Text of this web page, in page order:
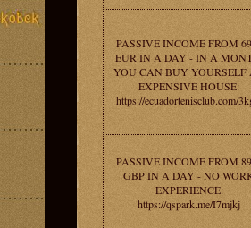
PASSIVE INCOME FROM
EUR IN A DAY - IN A
YOU CAN BUY YOURSELF
EXPENSIVE HOUSE:
https://ecuadortenisclub.com/
PASSIVE INCOME FROM
GBP IN A DAY - NO
EXPERIENCE:
https://qspark.me/I7mjkj